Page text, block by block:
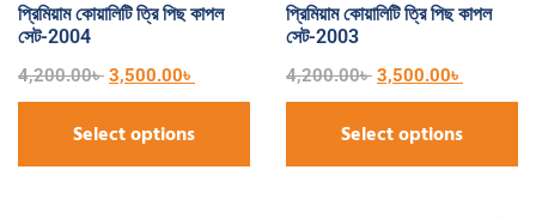
প্রিমিয়াম কোয়ালিটি ত্রি পিছ কাপল
সেট-2004
4,200.00৳ 3,500.00৳
Select options
প্রিমিয়াম কোয়ালিটি ত্রি পিছ কাপল
সেট-2003
4,200.00৳ 3,500.00৳
Select options